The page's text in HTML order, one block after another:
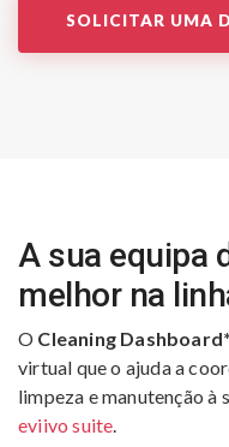
SOLICITAR UMA
A sua equipa
melhor na
O Cleaning Dashboard*
virtual que o ajuda a
limpeza e manutenção à
eviivo suite